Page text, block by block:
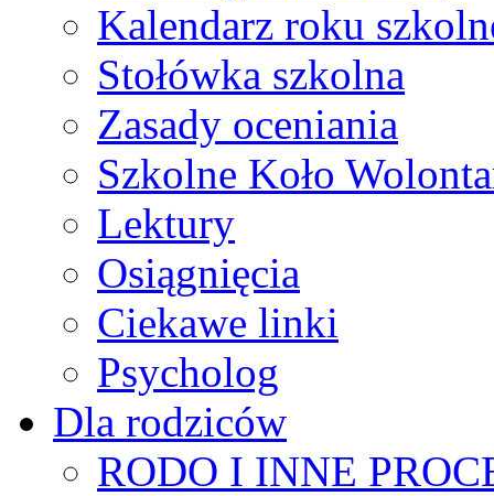
Kalendarz roku
Stołówka szkolna
Zasady oceniania
Szkolne Koło
Lektury
Osiągnięcia
Ciekawe linki
Psycholog
Dla rodziców
RODO I INNE